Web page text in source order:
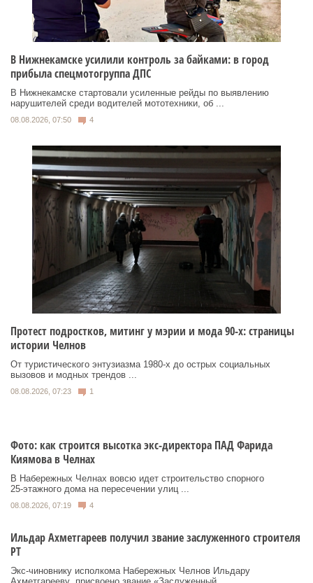
В Нижнекамске усилили контроль за байками: в город
прибыла спецмотогруппа ДПС
В Нижнекамске стартовали усиленные рейды по выявлению
нарушителей среди водителей мототехники, об ...
08.08.2026, 07:50 4
Протест подростков, митинг у мэрии и мода 90-х: страницы
истории Челнов
От туристического энтузиазма 1980‑х до острых социальных
вызовов и модных трендов ...
08.08.2026, 07:23 1
Фото: как строится высотка экс-директора ПАД Фарида
Киямова в Челнах
В Набережных Челнах вовсю идет строительство спорного
25‑этажного дома на пересечении улиц ...
08.08.2026, 07:19 4
Ильдар Ахметгареев получил звание заслуженного строителя
РТ
Экс‑чиновнику исполкома Набережных Челнов Ильдару